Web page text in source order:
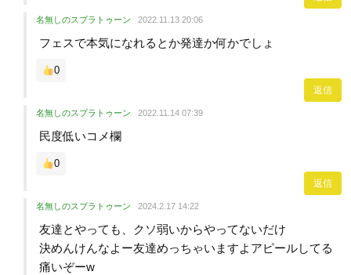
名無しのスプラトゥーン 2022.11.13 20:06
フェスで本気になれるとか発達か何かでしょ
0
返信
名無しのスプラトゥーン 2022.11.14 07:39
民度低いコメ欄
0
返信
名無しのスプラトゥーン 2024.2.17 14:22
友達とやっても、クソ弱いからやってないだけ
決めんけんなよー友達めっちゃいますよアピールしてる
痛いぞーw